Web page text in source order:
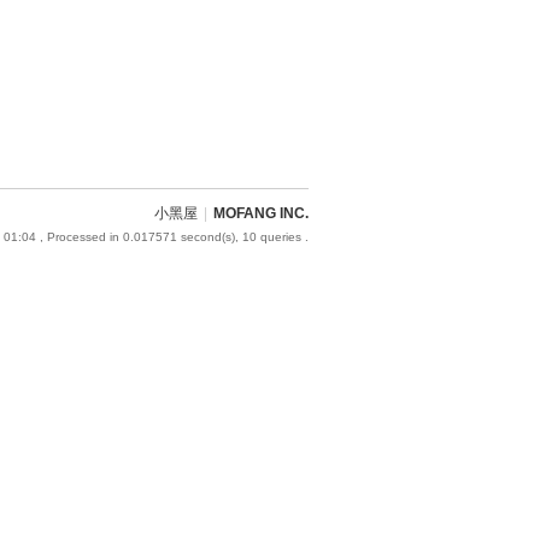
小黑屋 MOFANG INC.
01:04 , Processed in 0.017571 second(s), 10 queries .